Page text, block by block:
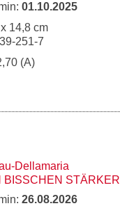
01.10.2025
14,8 cm
251-7
(A)
Dellamaria
BISSCHEN STÄRKER
26.08.2026